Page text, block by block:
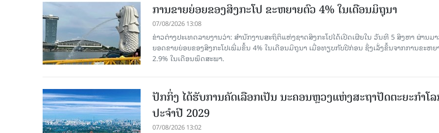
ການຂາຍຍ່ອຍຂອງສິງກະໂປ ຂະຫຍາຍຕົວ 4% ໃນເດືອນມິຖຸນາ
07/08/2026 13:08
ຂ່າວຕ່າງປະເທດລາຍງານວ່າ: ສຳນັກງານສະຖິຕິແຫ່ງຊາດສິງກະໂປໄດ້ເປີດເຜີຍໃນ ວັນທີ 5 ສິງຫາ ຜ່ານມາ
ຍອດຂາຍຍ່ອຍຂອງສິງກະໂປເພີ່ມຂຶ້ນ 4% ໃນເດືອນມິຖຸນາ ເມື່ອທຽບກັບປີກ່ອນ ຊຶ່ງເລັ່ງຂຶ້ນຈາກການຂະຫຍ
2.9% ໃນເດືອນພຶດສະພາ.
ປັກກິ່ງ ໄດ້ຮັບການຄັດເລືອກເປັນ ນະຄອນຫຼວງແຫ່ງສະຖາປັດຕະຍະກຳໂ
ປະຈຳປີ 2029
07/08/2026 13:02